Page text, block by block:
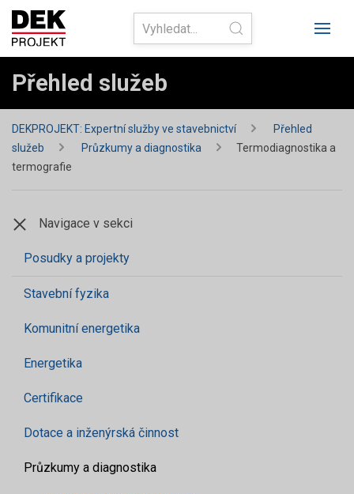
Přehled služeb
DEKPROJEKT: Expertní služby ve stavebnictví
Přehled
služeb
Průzkumy a diagnostika
Termodiagnostika a
termografie
Navigace v sekci
Posudky a projekty
Stavební fyzika
Komunitní energetika
Energetika
Certifikace
Dotace a inženýrská činnost
Průzkumy a diagnostika